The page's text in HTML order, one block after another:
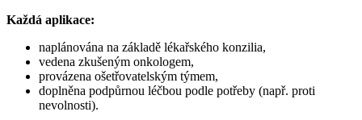
Každá aplikace:
naplánována na základě lékařského konzilia,
vedena zkušeným onkologem,
provázena ošetřovatelským týmem,
doplněna podpůrnou léčbou podle potřeby (např. proti
nevolnosti).